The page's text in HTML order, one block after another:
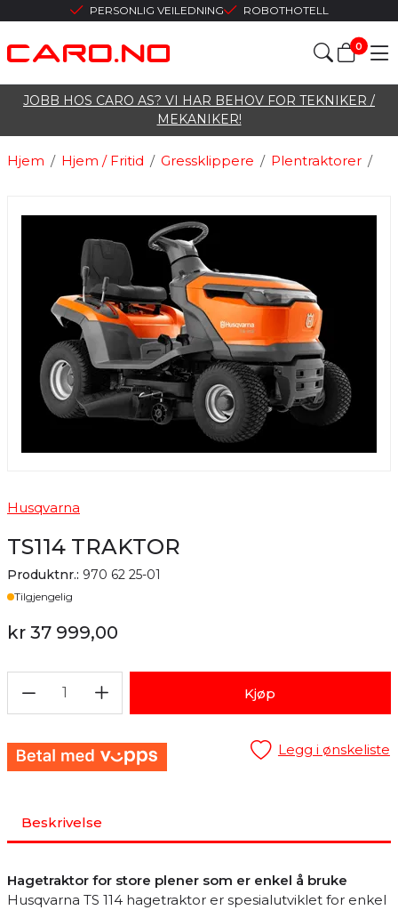
PERSONLIG VEILEDNING ROBOTHOTELL
0
JOBB HOS CARO AS? VI HAR BEHOV FOR TEKNIKER /
MEKANIKER!
/
Hjem /
Hjem / Fritid /
Gressklippere /
Plentraktorer
Husqvarna
TS114 TRAKTOR
Produktnr.: 970 62 25-01
Lager
Tilgjengelig
kr 37 999,00
1 Kjøp
Legg i ønskeliste
Beskrivelse
Hagetraktor for store plener som er enkel å bruke
Husqvarna TS 114 hagetraktor er spesialutviklet for enkel